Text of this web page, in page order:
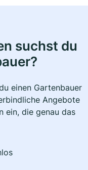
suchst du
einen Gartenbauer
Angebote
ein, die genau das